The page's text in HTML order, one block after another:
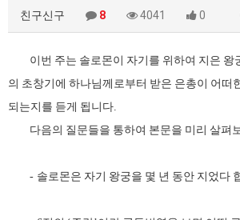
친구신구 8 4041 0
이번 주는 솔로몬이 자기를 위하여 지은 왕
의 초창기에 하나님께로부터 받은 은총이 어떠
되는지를 듣게 됩니다.
다음의 질문들을 통하여 본문을 미리 살펴
- 솔로몬은 자기 왕궁을 몇 년 동안 지었다